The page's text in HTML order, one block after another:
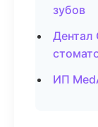
зубов
Дентал
ИП